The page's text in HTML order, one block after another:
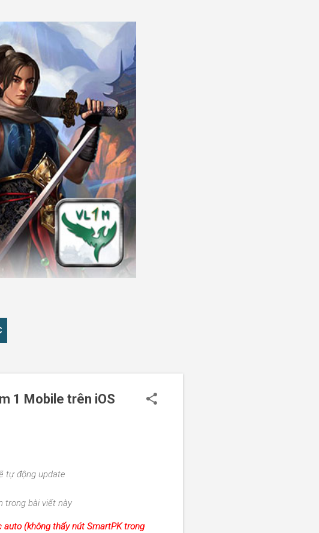
1 Mobile trên iOS
tự động update
trong bài viết này
auto (không thấy nút SmartPK trong